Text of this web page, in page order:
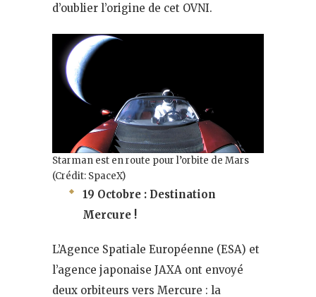
d’oublier l’origine de cet OVNI.
Starman est en route pour l’orbite de Mars
(Crédit: SpaceX)
19 Octobre : Destination
Mercure !
L’Agence Spatiale Européenne (ESA) et
l’agence japonaise JAXA ont envoyé
deux orbiteurs vers Mercure : la